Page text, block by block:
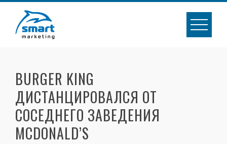
content
BURGER KING
ДИСТАНЦИРОВАЛСЯ ОТ
СОСЕДНЕГО ЗАВЕДЕНИЯ
MCDONALD’S